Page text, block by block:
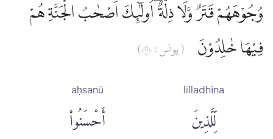
وُجُوْهَهُمْ قَتَرٌ وَّلَا ذِلَّةٌ ۗاُولٰۤىِٕكَ اَصْحٰبُ الْجَنَّةِ هُمْ
فِيْهَا خٰلِدُوْنَ
( يونس : ٢٦)
lilladhīna
لِّلَّذِينَ
aḥsanū
أَحْسَنُوا۟